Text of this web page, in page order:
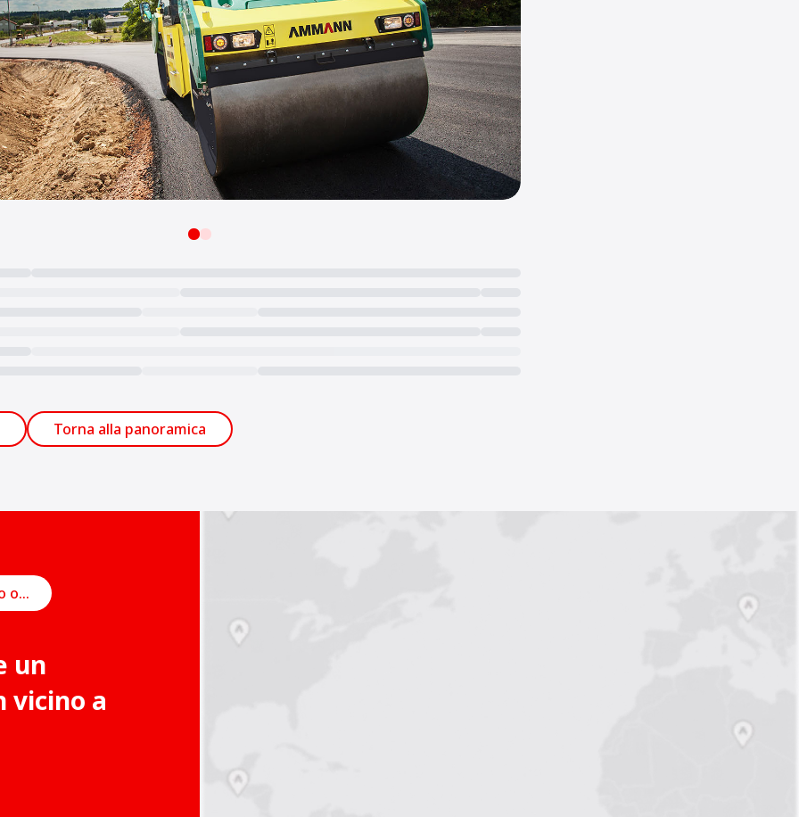
Torna alla panoramica
Pianifica un incontro online
un
vicino a